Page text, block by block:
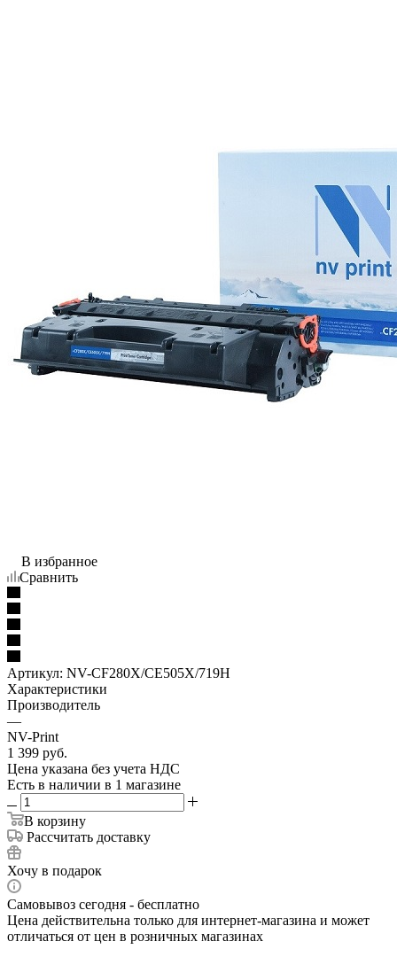
В избранное
Сравнить
Артикул: NV-CF280X/CE505X/719H
Характеристики
Производитель
—
NV-Print
1 399 руб.
Цена указана без учета НДС
Есть в наличии в 1 магазине
В корзину
Рассчитать доставку
Хочу в подарок
Самовывоз сегодня - бесплатно
Цена действительна только для интернет-магазина и может
отличаться от цен в розничных магазинах